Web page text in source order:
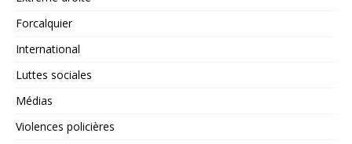
Forcalquier
International
Luttes sociales
Médias
Violences policières